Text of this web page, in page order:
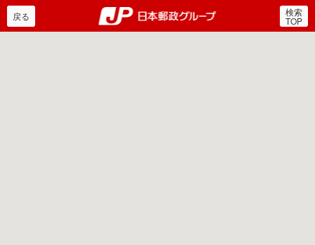
郵便局・日本郵政グルー
戻る 検索
TOP